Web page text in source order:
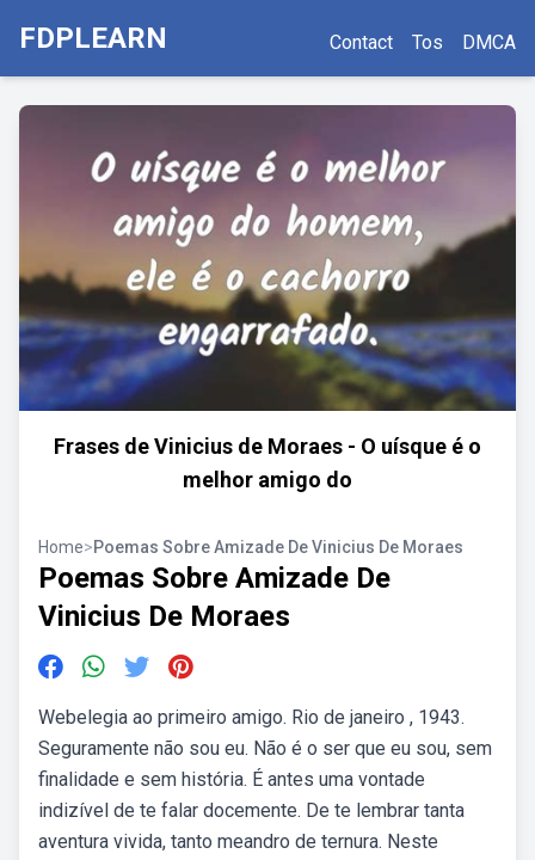
FDPLEARN Contact Tos DMCA
Frases de Vinicius de Moraes - O uísque é o
melhor amigo do
Home>Poemas Sobre Amizade De Vinicius De Moraes
Poemas Sobre Amizade De
Vinicius De Moraes
Webelegia ao primeiro amigo. Rio de janeiro , 1943.
Seguramente não sou eu. Não é o ser que eu sou, sem
finalidade e sem história. É antes uma vontade
indizível de te falar docemente. De te lembrar tanta
aventura vivida, tanto meandro de ternura. Neste